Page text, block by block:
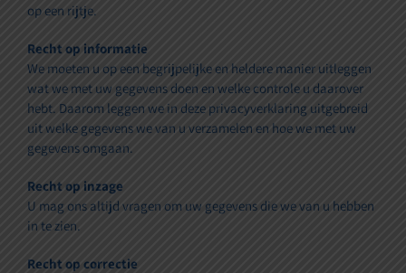
op een rijtje.
Recht op informatie
We moeten u op een begrijpelijke en heldere manier uitleggen
wat we met uw gegevens doen en welke controle u daarover
hebt. Daarom leggen we in deze privacyverklaring uitgebreid
uit welke gegevens we van u verzamelen en hoe we met uw
gegevens omgaan.
Recht op inzage
U mag ons altijd vragen om uw gegevens die we van u hebben
in te zien.
Recht op correctie